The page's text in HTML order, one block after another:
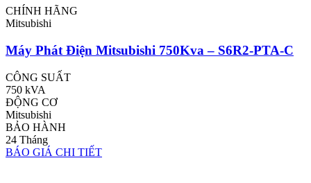
CHÍNH HÃNG
Mitsubishi
Máy Phát Điện Mitsubishi 750Kva – S6R2-PTA-C
CÔNG SUẤT
750 kVA
ĐỘNG CƠ
Mitsubishi
BẢO HÀNH
24 Tháng
BÁO GIÁ CHI TIẾT